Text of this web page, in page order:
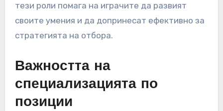
тези роли помага на играчите да развият
своите умения и да допринесат ефективно за
стратегията на отбора.
Важността на
специализацията по
позиции